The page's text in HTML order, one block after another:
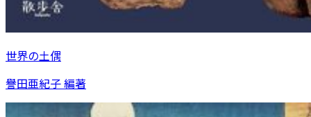
世界の土偶
譽田亜紀子 編著